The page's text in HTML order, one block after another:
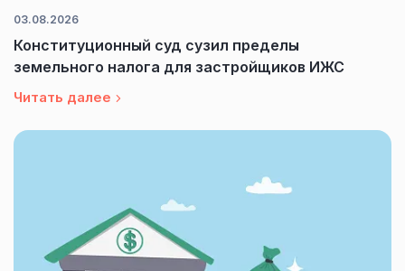
03.08.2026
Конституционный суд сузил пределы
земельного налога для застройщиков ИЖС
Читать далее